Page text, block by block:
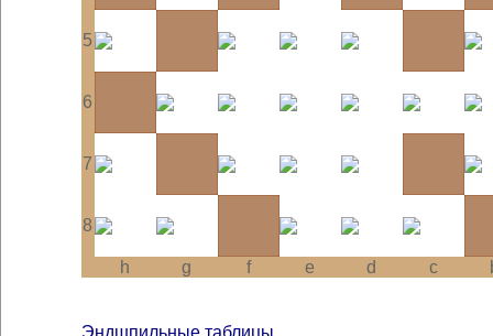
5
6
7
8
h g f e d c
Эндшпильные таблицы